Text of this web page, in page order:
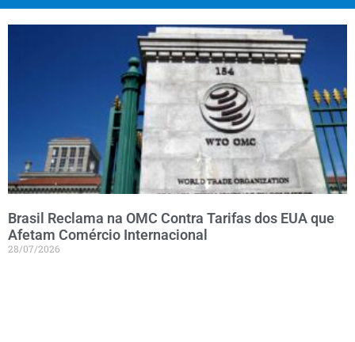
Brasil Reclama na OMC Contra Tarifas dos EUA que
Afetam Comércio Internacional
28/07/2026